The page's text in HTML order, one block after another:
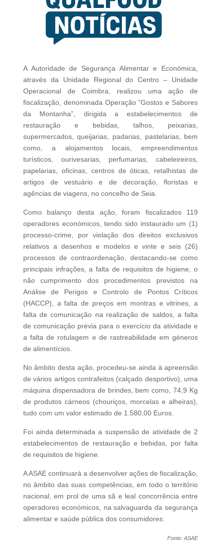
A Autoridade de Segurança Alimentar e Económica,
através da Unidade Regional do Centro – Unidade
Operacional de Coimbra, realizou uma ação de
fiscalização, denominada Operação “Gostos e Sabores
da Montanha”, dirigida a estabelecimentos de
restauração e bebidas, talhos, peixarias,
supermercados, queijarias, padarias, pastelarias, bem
como, a alojamentos locais, empreendimentos
turísticos, ourivesarias, perfumarias, cabeleireiros,
papelarias, oficinas, centros de óticas, retalhistas de
artigos de vestuário e de decoração, floristas e
agências de viagens, no concelho de Seia.
Como balanço desta ação, foram fiscalizados 119
operadores económicos, tendo sido instaurado um (1)
processo-crime, por violação dos direitos exclusivos
relativos a desenhos e modelos e vinte e seis (26)
processos de contraordenação, destacando-se como
principais infrações, a falta de requisitos de higiene, o
não cumprimento dos procedimentos previstos na
Análise de Perigos e Controlo de Pontos Críticos
(HACCP), a falta de preços em montras e vitrines, a
falta de comunicação na realização de saldos, a falta
de comunicação prévia para o exercício da atividade e
a falta de rotulagem e de rastreabilidade em géneros
de alimentícios.
No âmbito desta ação, procedeu-se ainda à apreensão
de vários artigos contrafeitos (calçado desportivo), uma
máquina dispensadora de brindes, bem como, 74,9 Kg
de produtos cárneos (chouriços, morcelas e alheiras),
tudo com um valor estimado de 1.580,00 Euros.
Foi ainda determinada a suspensão de atividade de 2
estabelecimentos de restauração e bebidas, por falta
de requisitos de higiene.
A ASAE continuará a desenvolver ações de fiscalização,
no âmbito das suas competências, em todo o território
nacional, em prol de uma sã e leal concorrência entre
operadores económicos, na salvaguarda da segurança
alimentar e saúde pública dos consumidores.
Fonte: ASAE